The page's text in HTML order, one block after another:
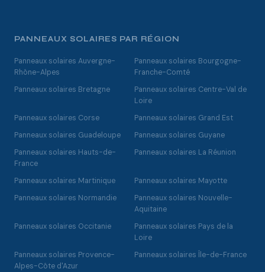
PANNEAUX SOLAIRES PAR RÉGION
Panneaux solaires Auvergne-
Rhône-Alpes
Panneaux solaires Bourgogne-
Franche-Comté
Panneaux solaires Bretagne
Panneaux solaires Centre-Val de
Loire
Panneaux solaires Corse
Panneaux solaires Grand Est
Panneaux solaires Guadeloupe
Panneaux solaires Guyane
Panneaux solaires Hauts-de-
France
Panneaux solaires La Réunion
Panneaux solaires Martinique
Panneaux solaires Mayotte
Panneaux solaires Normandie
Panneaux solaires Nouvelle-
Aquitaine
Panneaux solaires Occitanie
Panneaux solaires Pays de la
Loire
Panneaux solaires Provence-
Alpes-Côte d'Azur
Panneaux solaires Île-de-France